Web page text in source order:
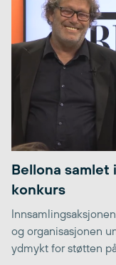
Bellona samlet
konkurs
og organisasjonen
ydmykt for støtten